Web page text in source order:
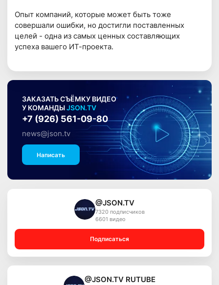
Опыт компаний, которые может быть тоже
совершали ошибки, но достигли поставленных
целей - одна из самых ценных составляющих
успеха вашего ИТ-проекта.
ЗАКАЗАТЬ СЪЁМКУ ВИДЕО
У КОМАНДЫJSON.TV
+7 (926) 561-09-80
news@json.tv
Написать
@JSON.TV
7320 подписчиков
6601 видео
Подписаться
@JSON.TV RUTUBE